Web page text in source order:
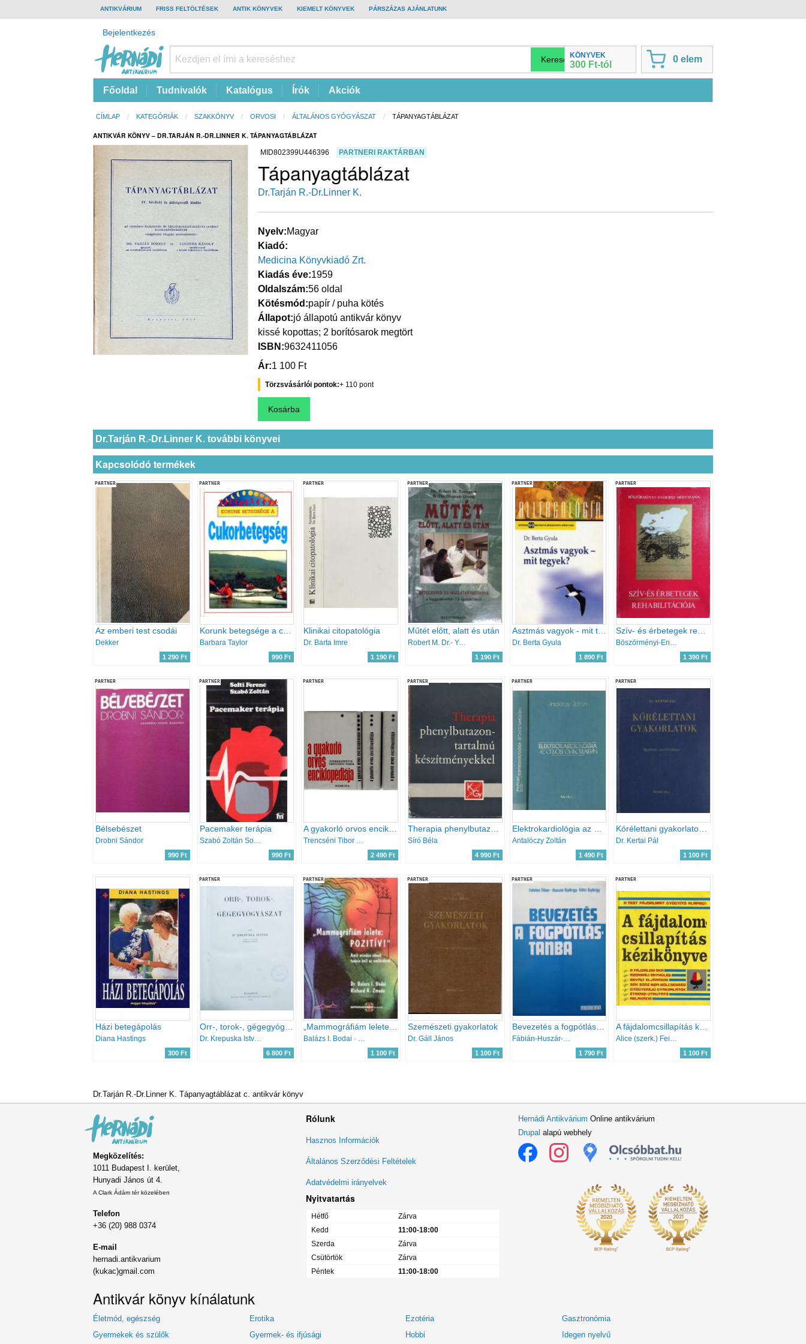
TOP
BAR
ANTIKVÁRIUM FRISS FELTÖLTÉSEK ANTIK KÖNYVEK KIEMELT KÖNYVEK PÁRSZÁZAS AJÁNLATUNK
Felhasználói
fiók
menüje
Bejelentkezés
Antikvárium
Online
KÖNYVEK
300 Ft-tól
0 elem
Fő
navigáció
Főoldal Tudnivalók Katalógus Írók Akciók
Morzsa
CÍMLAP KATEGÓRIÁK SZAKKÖNYV ORVOSI ÁLTALÁNOS GYÓGYÁSZAT CURRENT:
TÁPANYAGTÁBLÁZAT
ANTIKVÁR KÖNYV – DR.TARJÁN R.-DR.LINNER K. TÁPANYAGTÁBLÁZAT
MID802399U446396 PARTNERI RAKTÁRBAN
Tápanyagtáblázat
Dr.Tarján R.-Dr.Linner K.
Nyelv Magyar
Kiadó
Medicina Könyvkiadó Zrt.
Kiadás éve 1959
Oldalszám 56 oldal
Kötésmód papír / puha kötés
Állapot jó állapotú antikvár könyv
kissé kopottas; 2 borítósarok megtört
ISBN 9632411056
Ár 1 100 Ft
Törzsvásárlói pontok 110
Dr.Tarján R.-Dr.Linner K. további könyvei
Kapcsolódó termékek
PARTNER
Az emberi test csodái
Dekker
1 290 Ft
PARTNER
Korunk betegsége a cukorbetegség
Barbara Taylor
990 Ft
PARTNER
Klinikai citopatológia
Dr. Barta Imre
1 190 Ft
PARTNER
Műtét előtt, alatt és után
Robert M. Dr.- Youngson
1 190 Ft
PARTNER
Asztmás vagyok - mit tegyek?
Dr. Berta Gyula
1 890 Ft
PARTNER
Szív- és érbetegek rehabilitációja
Böszörményi-Endersz-Hoffmann
1 390 Ft
PARTNER
Bélsebészet
Drobni Sándor
990 Ft
PARTNER
Pacemaker terápia
Szabó Zoltán Solti Ferenc
990 Ft
PARTNER
Trencséni Tibor szerk.
2 490 Ft
PARTNER
Therapia phenylbutazon-tartalmú készítményekkel
Síró Béla
4 990 Ft
PARTNER
Antalóczy Zoltán
1 490 Ft
PARTNER
Dr. Kertai Pál
1 100 Ft
Házi betegápolás
Diana Hastings
300 Ft
PARTNER
Dr. Krepuska István
6 800 Ft
PARTNER
1 100 Ft
PARTNER
Szemészeti gyakorlatok
Dr. Gáll János
1 100 Ft
PARTNER
Bevezetés a fogpótlástanba
Fábián-Huszár-Götz
1 790 Ft
PARTNER
1 100 Ft
Dr.Tarján R.-Dr.Linner K. Tápanyagtáblázat c. antikvár könyv
Megközelítés:
1011 Budapest I. kerület,
Hunyadi János út 4.
A Clark Ádám tér közelében
Telefon
+36 (20) 988 0374
E-mail
hernadi.antikvarium
(kukac)gmail.com
Rólunk
Lábléc
menü
Hasznos Információk
Általános Szerződési Feltételek
Adatvédelmi irányelvek
Nyitvatartás
Hétfő
Zárva
Kedd
11:00-18:00
Szerda
Zárva
Csütörtök
Zárva
Péntek
11:00-18:00
Hernádi Antikvárium Online antikvárium
Drupal alapú webhely
Antikvár könyv kínálatunk
Életmód, egészség Erotika Ezotéria
Gasztronómia
Gyermekek és szülők
Gyermek- és ifjúsági Hobbi Idegen nyelvű